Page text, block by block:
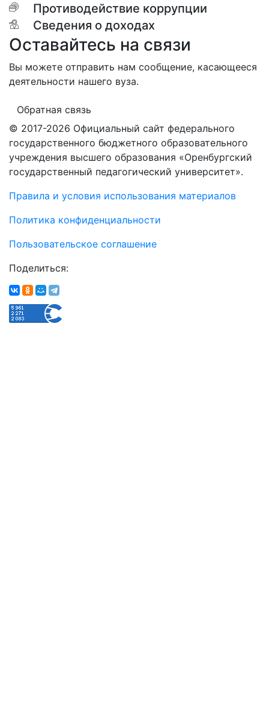
Противодействие коррупции
Сведения о доходах
Оставайтесь на связи
Вы можете отправить нам сообщение, касающееся
деятельности нашего вуза.
Обратная связь
© 2017-2026 Официальный сайт федерального
государственного бюджетного образовательного
учреждения высшего образования «Оренбургский
государственный педагогический университет».
Правила и условия использования материалов
Политика конфиденциальности
Пользовательское соглашение
Поделиться: